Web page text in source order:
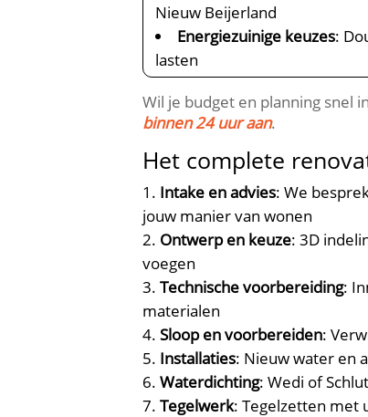
Nieuw Beijerland
Energiezuinige keuzes:
lasten
Wil je budget en planning snel
binnen 24 uur aan.​
Het complete
Intake en advies: We
jouw manier van wonen
Ontwerp en keuze: 3D
voegen
Technische voorbereiding:
materialen
Sloop en voorbereiden:
Installaties: Nieuw water en
Waterdichting: Wedi of
Tegelwerk: Tegelzetten met